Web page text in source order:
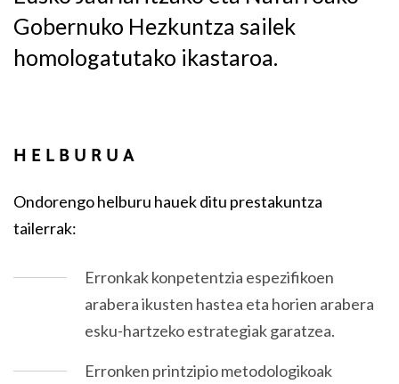
Gobernuko Hezkuntza sailek
homologatutako ikastaroa.
HELBURUA
Ondorengo helburu hauek ditu prestakuntza
tailerrak:
Erronkak konpetentzia espezifikoen
arabera ikusten hastea eta horien arabera
esku-hartzeko estrategiak garatzea.
Erronken printzipio metodologikoak